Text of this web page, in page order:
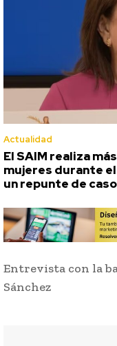
Actualidad
El SAIM realiza
mujeres durante
un repunte de
Entrevista con la
Sánchez